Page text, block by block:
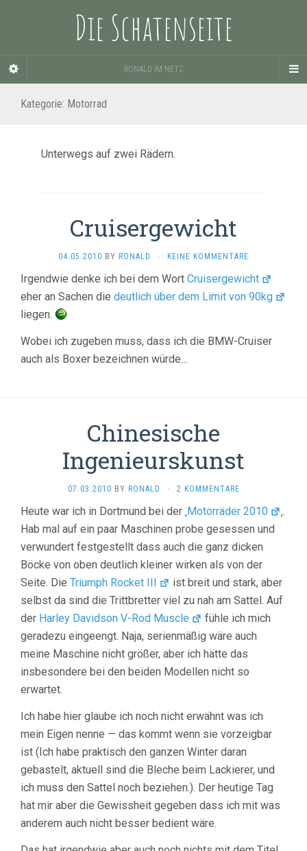
Die Schatenseite
RONALD IM NETZ
Kategorie: Motorrad
Unterwegs auf zwei Rädern.
Cruisergewicht
04.05.2010 BY RONALD · KEINE KOMMENTARE
Irgendwie denke ich bei dem Wort Cruisergewicht
eher an Sachen die deutlich über dem Limit von 90kg
liegen.
Wobei ich zugeben muss, dass ich die BMW-Cruiser
auch als Boxer bezeichnen würde…
Chinesische
Ingenieurskunst
07.03.2010 BY RONALD · 2 KOMMENTARE
Heute war ich in Dortmund bei der ‚Motorräder 2010
‚.
Hab mal auf ein paar Maschinen probe gesessen und
verwundert festgestellt dass auch die ganz dicken
Böcke von oben deutlich kleiner wirken als von der
Seite. Die Triumph Rocket III
ist breit und stark, aber
selbst da sind die Trittbretter viel zu nah am Sattel. Auf
der Harley Davidson V-Rod Muscle
fühle ich mich
geradezu eingeengt. Naja, serienmäßig wäre auch
meine Maschine nicht größer, aber ich hätte das
insbesondere bei den beiden Modellen nicht so
erwartet.
Ich habe hier glaube ich noch nicht erwähnt was ich
mein Eigen nenne — das kommt wenn sie vorzeigbar
ist (Ich habe praktisch den ganzen Winter daran
gebastelt, aktuell sind die Bleche beim Lackierer, und
ich muss den Sattel noch beziehen.). Der heutige Tag
hat mir aber die Gewissheit gegeben dass ich mit was
anderem auch nicht besser bedient wäre.